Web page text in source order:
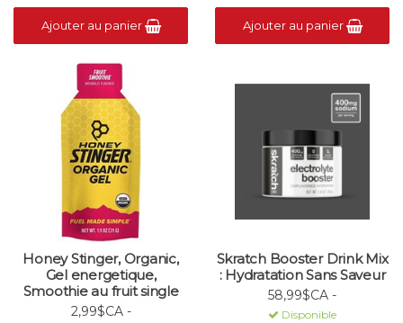
Ajouter au panier Ajouter au panier
Honey Stinger, Organic,
Gel energetique,
Smoothie au fruit single
2,99$CA -
Skratch Booster Drink Mix
: Hydratation Sans Saveur
58,99$CA -
Disponible